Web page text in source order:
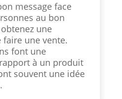
message face
au bon
une
une vente.
font une
à un produit
souvent une idée